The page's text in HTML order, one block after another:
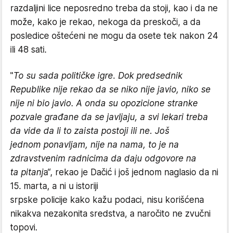
razdaljini lice neposredno treba da stoji, kao i da ne
može, kako je rekao, nekoga da preskoči, a da
posledice oštećeni ne mogu da osete tek nakon 24
ili 48 sati.
"To su sada političke igre. Dok predsednik
Republike nije rekao da se niko nije javio, niko se
nije ni bio javio. A onda su opozicione stranke
pozvale građane da se javljaju, a svi lekari treba
da vide da li to zaista postoji ili ne. Još
jednom ponavljam, nije na nama, to je na
zdravstvenim radnicima da daju odgovore na
ta pitanja“, rekao je Dačić i još jednom naglasio da ni
15. marta, a ni u istoriji
srpske policije kako kažu podaci, nisu korišćena
nikakva nezakonita sredstva, a naročito ne zvučni
topovi.